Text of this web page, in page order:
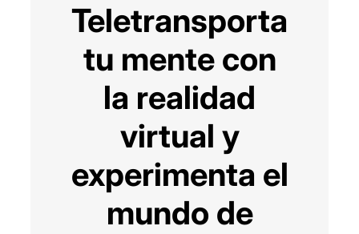
Teletransporta
tu mente con
la realidad
virtual y
experimenta el
mundo de